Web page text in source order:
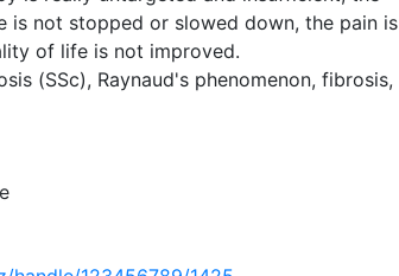
is not stopped or slowed down, the pain is
of life is not improved.
(SSc), Raynaud's phenomenon, fibrosis,